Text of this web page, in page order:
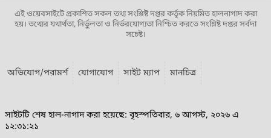
এই ওয়েবসাইটে প্রকাশিত সকল তথ্য সংশ্লিষ্ট দপ্তর কর্তৃক নিয়মিত হালনাগাদ করা
হয়। তথ্যের যথার্থতা, নির্ভুলতা ও নির্ভরযোগ্যতা নিশ্চিত করতে সংশ্লিষ্ট দপ্তর সর্বদা
সচেষ্ট।
অভিযোগ/পরামর্শ যোগাযোগ সাইট ম্যাপ মানচিত্র
সাইটটি শেষ হাল-নাগাদ করা হয়েছে: বৃহস্পতিবার, ৬ আগস্ট, ২০২৬ এ
১২:৩১:২১